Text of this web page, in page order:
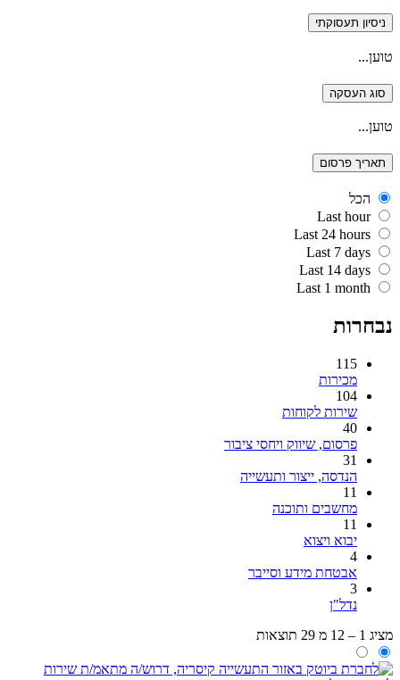
ניסיון תעסוקתי
טוען...
סוג העסקה
טוען...
תאריך פרסום
הכל
Last hour
Last 24 hours
Last 7 days
Last 14 days
Last 1 month
נבחרות
115
מכירות
104
שירות לקוחות
40
פרסום, שיווק ויחסי ציבור
31
הנדסה, ייצור ותעשייה
11
מחשבים ותוכנה
11
יבוא ויצוא
4
אבטחת מידע וסייבר
3
נדל"ן
מציג 1 – 12 מ 29 תוצאות